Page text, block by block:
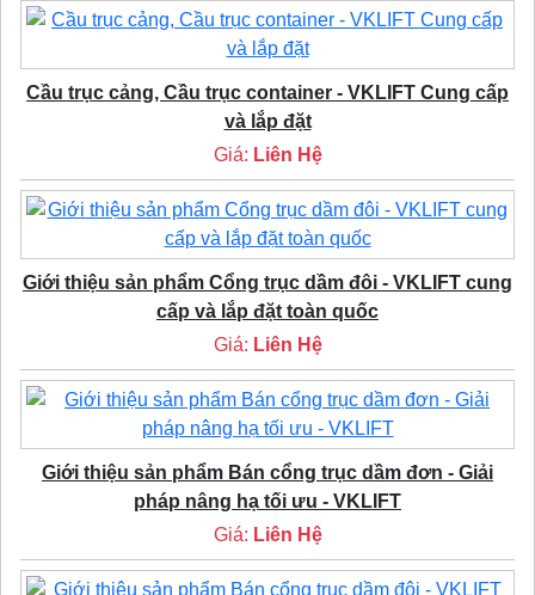
Cầu trục cảng, Cầu trục container - VKLIFT Cung cấp
và lắp đặt
Giá: Liên Hệ
Giới thiệu sản phẩm Cổng trục dầm đôi - VKLIFT cung
cấp và lắp đặt toàn quốc
Giá: Liên Hệ
Giới thiệu sản phẩm Bán cổng trục dầm đơn - Giải
pháp nâng hạ tối ưu - VKLIFT
Giá: Liên Hệ